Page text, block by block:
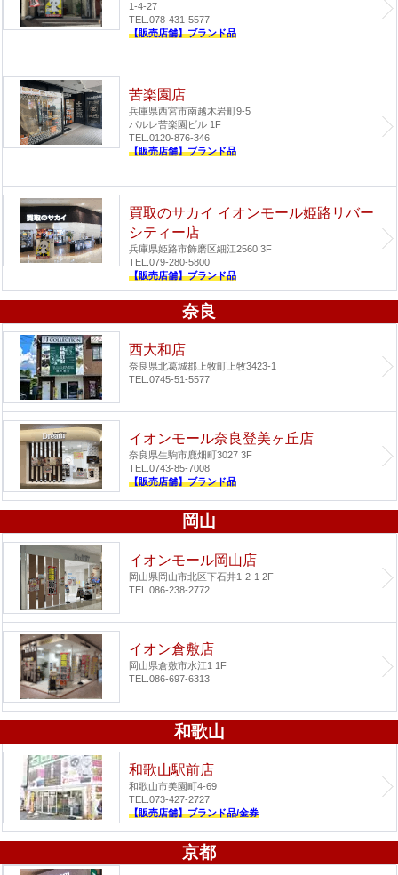
1-4-27
TEL.078-431-5577
【販売店舗】ブランド品
苦楽園店
兵庫県西宮市南越木岩町9-5
パルレ苦楽園ビル 1F
TEL.0120-876-346
【販売店舗】ブランド品
買取のサカイ イオンモール姫路リバー
シティー店
兵庫県姫路市飾磨区細江2560 3F
TEL.079-280-5800
【販売店舗】ブランド品
奈良
西大和店
奈良県北葛城郡上牧町上牧3423-1
TEL.0745-51-5577
イオンモール奈良登美ヶ丘店
奈良県生駒市鹿畑町3027 3F
TEL.0743-85-7008
【販売店舗】ブランド品
岡山
イオンモール岡山店
岡山県岡山市北区下石井1-2-1 2F
TEL.086-238-2772
イオン倉敷店
岡山県倉敷市水江1 1F
TEL.086-697-6313
和歌山
和歌山駅前店
和歌山市美園町4-69
TEL.073-427-2727
【販売店舗】ブランド品/金券
京都